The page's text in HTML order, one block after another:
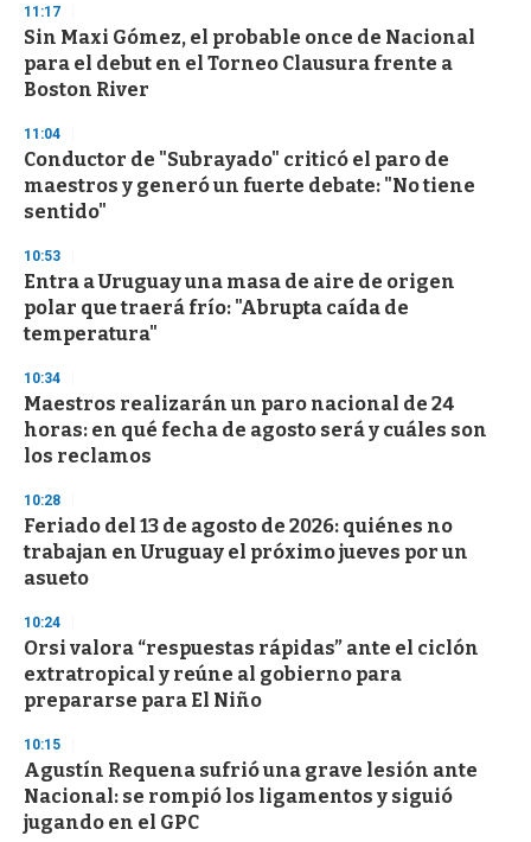
3
s
c
o
d
s
11:17
Sin Maxi Gómez, el probable once de Nacional
para el debut en el Torneo Clausura frente a
Boston River
11:04
Conductor de "Subrayado" criticó el paro de
maestros y generó un fuerte debate: "No tiene
sentido"
10:53
Entra a Uruguay una masa de aire de origen
polar que traerá frío: "Abrupta caída de
temperatura"
10:34
Maestros realizarán un paro nacional de 24
horas: en qué fecha de agosto será y cuáles son
los reclamos
10:28
Feriado del 13 de agosto de 2026: quiénes no
trabajan en Uruguay el próximo jueves por un
asueto
10:24
Orsi valora “respuestas rápidas” ante el ciclón
extratropical y reúne al gobierno para
prepararse para El Niño
10:15
Agustín Requena sufrió una grave lesión ante
Nacional: se rompió los ligamentos y siguió
jugando en el GPC